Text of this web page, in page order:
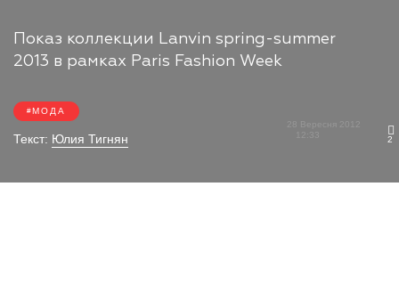
Показ коллекции Lanvin spring-summer
2013 в рамках Paris Fashion Week
МОДА
Текст: Юлия Тигнян
28 Вересня 2012
2